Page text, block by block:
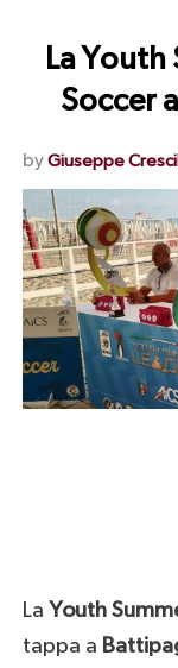
La Youth
Soccer
by Giuseppe
La Youth
tappa a